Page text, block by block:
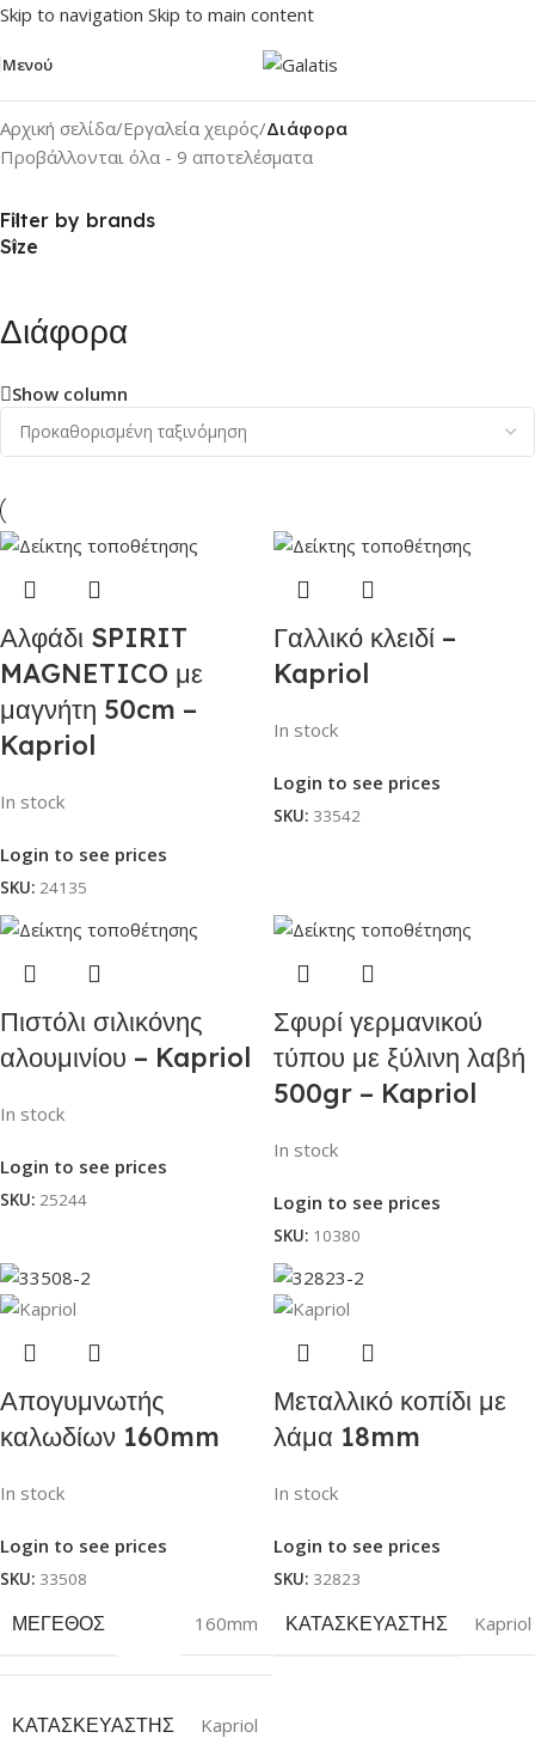
Skip to navigation Skip to main content
Μενού
Αρχική σελίδα/Εργαλεία χειρός/Διάφορα
Προβάλλονται όλα - 9 αποτελέσματα
Filter by brands
Size
Διάφορα
Show column
Αλφάδι SPIRIT
MAGNETICO με
μαγνήτη 50cm –
Kapriol
In stock
Login to see prices
SKU: 24135
Γαλλικό κλειδί –
Kapriol
In stock
Login to see prices
SKU: 33542
Πιστόλι σιλικόνης
αλουμινίου – Kapriol
In stock
Login to see prices
SKU: 25244
Σφυρί γερμανικού
τύπου με ξύλινη λαβή
500gr – Kapriol
In stock
Login to see prices
SKU: 10380
Απογυμνωτής
καλωδίων 160mm
In stock
Login to see prices
SKU: 33508
ΜΈΓΕΘΟΣ 160mm
ΚΑΤΑΣΚΕΥΑΣΤΉΣ Kapriol
Μεταλλικό κοπίδι με
λάμα 18mm
In stock
Login to see prices
SKU: 32823
ΚΑΤΑΣΚΕΥΑΣΤΉΣ Kapriol